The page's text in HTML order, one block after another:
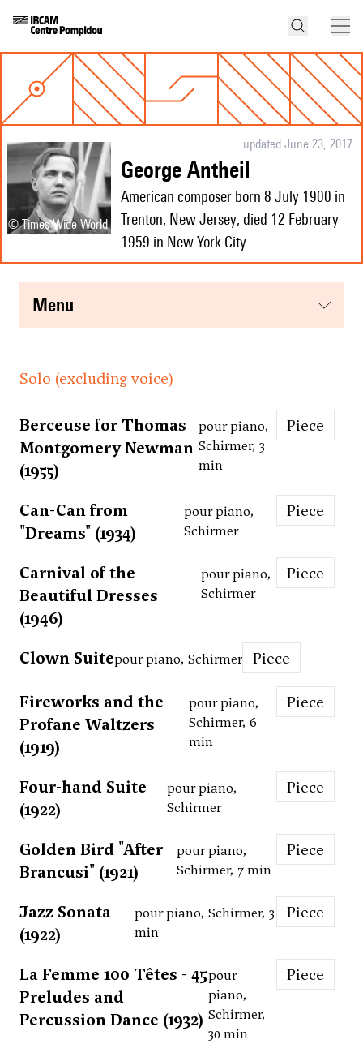
© Times Wide World
updated June 23, 2017
George Antheil
American composer born 8 July 1900 in
Trenton, New Jersey; died 12 February
1959 in New York City.
menu
Solo (excluding voice)
Berceuse for Thomas
Montgomery Newman
(1955)
pour piano,
Schirmer, 3
min
Piece
Can-Can from
"Dreams" (1934)
pour piano,
Schirmer
Piece
Carnival of the
Beautiful Dresses
(1946)
pour piano,
Schirmer
Piece
Clown Suitepour piano, Schirmer Piece
Fireworks and the
Profane Waltzers
(1919)
pour piano,
Schirmer, 6
min
Piece
Four-hand Suite
(1922)
pour piano,
Schirmer
Piece
Golden Bird "After
Brancusi" (1921)
pour piano,
Schirmer, 7 min
Piece
Jazz Sonata
(1922)
pour piano, Schirmer, 3
min
Piece
La Femme 100 Têtes - 45
Preludes and
Percussion Dance (1932)
pour
piano,
Schirmer,
30 min
Piece